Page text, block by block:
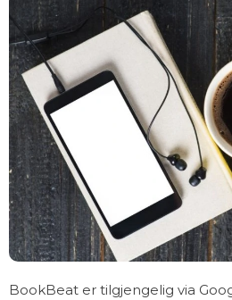
BookBeat er tilgjengelig via